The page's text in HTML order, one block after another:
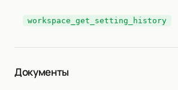
workspace_get_setting_history
Документы